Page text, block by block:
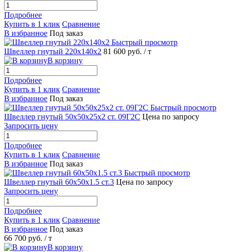
Подробнее
Купить в 1 клик Сравнение
В избранное Под заказ
Быстрый просмотр
Швеллер гнутый 220х140х2 81 600 руб. / т
В корзину
Подробнее
Купить в 1 клик Сравнение
В избранное Под заказ
Быстрый просмотр
Швеллер гнутый 50х50х25х2 ст. 09Г2С Цена по запросу
Запросить цену
Подробнее
Купить в 1 клик Сравнение
В избранное Под заказ
Быстрый просмотр
Швеллер гнутый 60х50х1.5 ст.3 Цена по запросу
Запросить цену
Подробнее
Купить в 1 клик Сравнение
В избранное Под заказ
66 700 руб. / т
В корзину